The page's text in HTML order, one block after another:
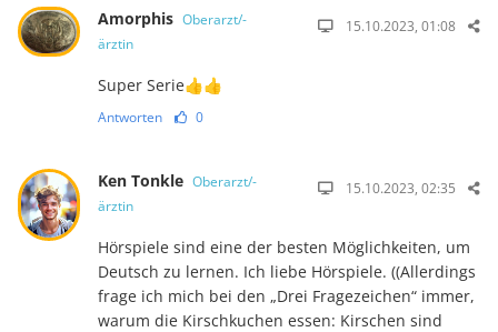
Amorphis Oberarzt/-
ärztin
15.10.2023, 01:08
Super Serie👍👍
Antworten 0
Ken Tonkle Oberarzt/-
ärztin
15.10.2023, 02:35
Hörspiele sind eine der besten Möglichkeiten, um
Deutsch zu lernen. Ich liebe Hörspiele. ((Allerdings
frage ich mich bei den „Drei Fragezeichen“ immer,
warum die Kirschkuchen essen: Kirschen sind